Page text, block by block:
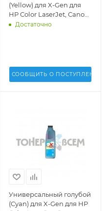
(Yellow) для X-Gen для
HP Color LaserJet, Canon
(1кг.)(MPT-2025)(Uninet
Достаточно
СООБЩИТЬ О ПОСТУПЛЕНИИ
Универсальный голубой
(Cyan) для X-Gen для HP